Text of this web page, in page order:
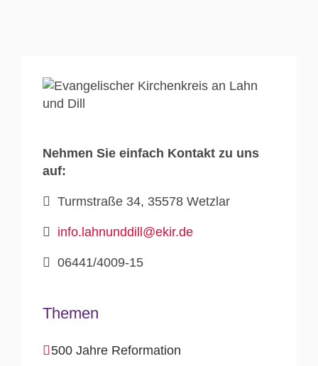
Nehmen Sie einfach Kontakt zu uns
auf:
Turmstraße 34, 35578 Wetzlar
info.lahnunddill@ekir.de
06441/4009-15
Themen
500 Jahre Reformation